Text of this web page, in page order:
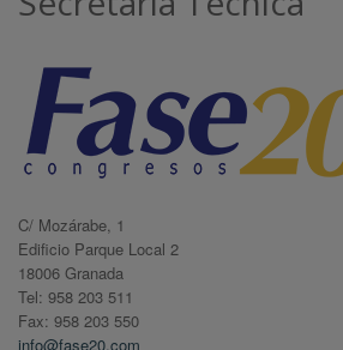
C/ Mozárabe, 1
Edificio Parque Local 2
18006 Granada
Tel: 958 203 511
Fax: 958 203 550
info@fase20.com